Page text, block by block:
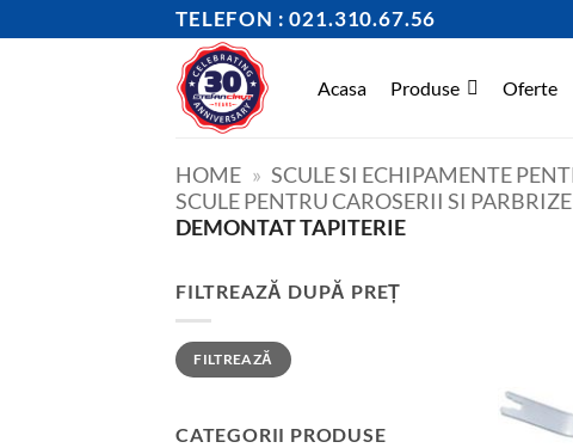
to
TELEFON : 021.310.67.56
Acasa Produse Oferte
HOME » SCULE SI ECHIPAMENTE
SCULE PENTRU CAROSERII SI
DEMONTAT TAPITERIE
FILTREAZĂ DUPĂ PREȚ
Preț
minim
Preț
maxim
FILTREAZĂ
CATEGORII PRODUSE